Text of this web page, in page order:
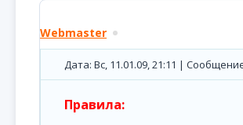
Webmaster
Дата: Вс, 11.01.09, 21:11 |
Правила: